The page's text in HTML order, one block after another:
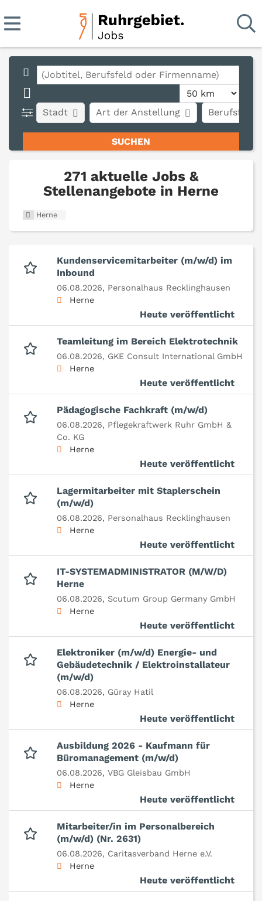
Stadt Art der Anstellung Berufsfeld
271 aktuelle Jobs &
Stellenangebote in Herne
Herne
Kundenservicemitarbeiter (m/w/d) im
Inbound
06.08.2026, Personalhaus Recklinghausen
Herne
Heute veröffentlicht
Teamleitung im Bereich Elektrotechnik
06.08.2026, GKE Consult International GmbH
Herne
Heute veröffentlicht
Pädagogische Fachkraft (m/w/d)
06.08.2026, Pflegekraftwerk Ruhr GmbH &
Co. KG
Herne
Heute veröffentlicht
Lagermitarbeiter mit Staplerschein
(m/w/d)
06.08.2026, Personalhaus Recklinghausen
Herne
Heute veröffentlicht
IT-SYSTEMADMINISTRATOR (M/W/D)
Herne
06.08.2026, Scutum Group Germany GmbH
Herne
Heute veröffentlicht
Elektroniker (m/w/d) Energie- und
Gebäudetechnik / Elektroinstallateur
(m/w/d)
06.08.2026, Güray Hatil
Herne
Heute veröffentlicht
Ausbildung 2026 - Kaufmann für
Büromanagement (m/w/d)
06.08.2026, VBG Gleisbau GmbH
Herne
Heute veröffentlicht
Mitarbeiter/in im Personalbereich
(m/w/d) (Nr. 2631)
06.08.2026, Caritasverband Herne e.V.
Herne
Heute veröffentlicht